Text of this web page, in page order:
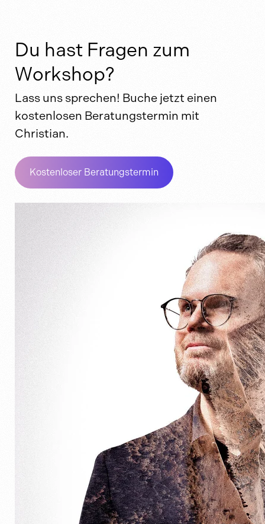
Du hast Fragen zum
Workshop?
Lass uns sprechen! Buche jetzt einen
kostenlosen Beratungstermin mit
Christian.
Kostenloser Beratungstermin